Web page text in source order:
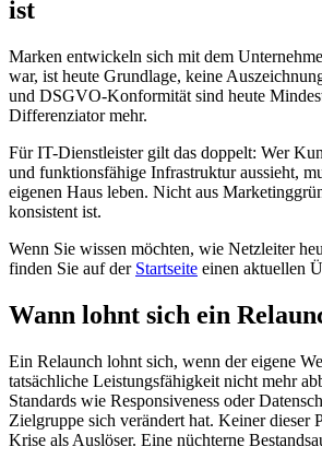
ist
Marken entwickeln sich mit dem
war, ist heute Grundlage, keine
und DSGVO-Konformität sind heute
Differenziator mehr.
Für IT-Dienstleister gilt das doppelt: Wer
und funktionsfähige Infrastruktur aussieht,
eigenen Haus leben. Nicht aus
konsistent ist.
Wenn Sie wissen möchten, wie Netzleiter
finden Sie auf der Startseite einen aktuellen
Wann lohnt sich ein
Ein Relaunch lohnt sich, wenn der eigene
tatsächliche Leistungsfähigkeit nicht mehr
Standards wie Responsiveness oder
Zielgruppe sich verändert hat. Keiner dieser
Krise als Auslöser. Eine nüchterne